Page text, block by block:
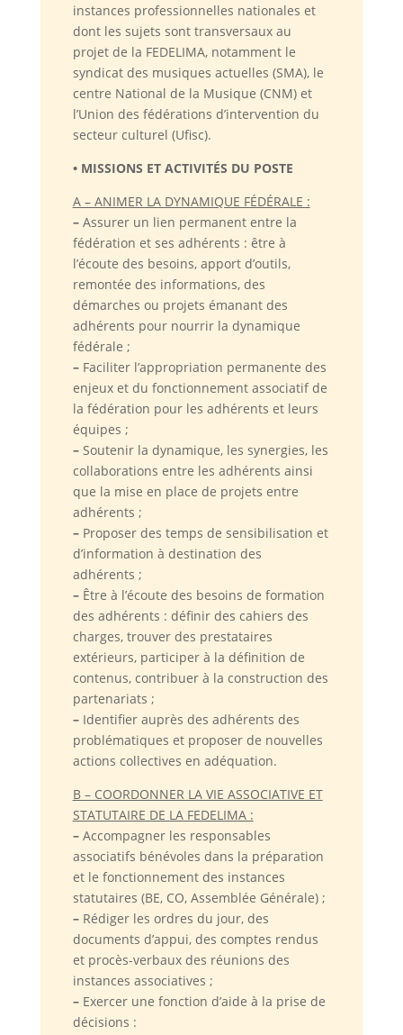
instances professionnelles nationales et
dont les sujets sont transversaux au
projet de la FEDELIMA, notamment le
syndicat des musiques actuelles (SMA), le
centre National de la Musique (CNM) et
l’Union des fédérations d’intervention du
secteur culturel (Ufisc).
• MISSIONS ET ACTIVITÉS DU POSTE
A – ANIMER LA DYNAMIQUE FÉDÉRALE :
–Assurer un lien permanent entre la
fédération et ses adhérents : être à
l’écoute des besoins, apport d’outils,
remontée des informations, des
démarches ou projets émanant des
adhérents pour nourrir la dynamique
fédérale ;
–Faciliter l’appropriation permanente des
enjeux et du fonctionnement associatif de
la fédération pour les adhérents et leurs
équipes ;
–Soutenir la dynamique, les synergies, les
collaborations entre les adhérents ainsi
que la mise en place de projets entre
adhérents ;
–Proposer des temps de sensibilisation et
d’information à destination des
adhérents ;
–Être à l’écoute des besoins de formation
des adhérents : définir des cahiers des
charges, trouver des prestataires
extérieurs, participer à la définition de
contenus, contribuer à la construction des
partenariats ;
–Identifier auprès des adhérents des
problématiques et proposer de nouvelles
actions collectives en adéquation.
B – COORDONNER LA VIE ASSOCIATIVE ET
STATUTAIRE DE LA FEDELIMA :
–Accompagner les responsables
associatifs bénévoles dans la préparation
et le fonctionnement des instances
statutaires (BE, CO, Assemblée Générale) ;
–Rédiger les ordres du jour, des
documents d’appui, des comptes rendus
et procès-verbaux des réunions des
instances associatives ;
–Exercer une fonction d’aide à la prise de
décisions :